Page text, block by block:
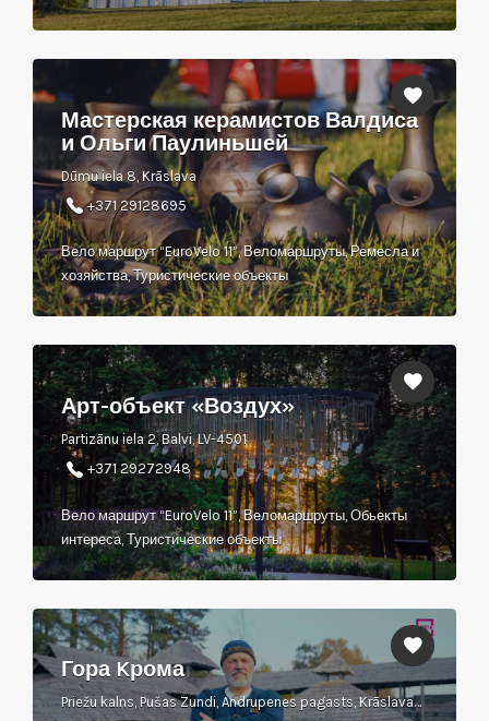
Мастерская керамистов Валдиса
и Ольги Паулиньшей
Dūmu iela 8, Krāslava
+371 29128695
Вело маршрут “EuroVelo 11”, Веломаршруты, Ремесла и
хозяйства, Туристические объекты
Арт-объект «Воздух»
Partizānu iela 2, Balvi, LV-4501
+371 29272948
Вело маршрут “EuroVelo 11”, Веломаршруты, Обьекты
интереса, Туристические объекты
Гора Kрома
Priežu kalns, Pušas Zundi, Andrupenes pagasts, Krāslavas novads